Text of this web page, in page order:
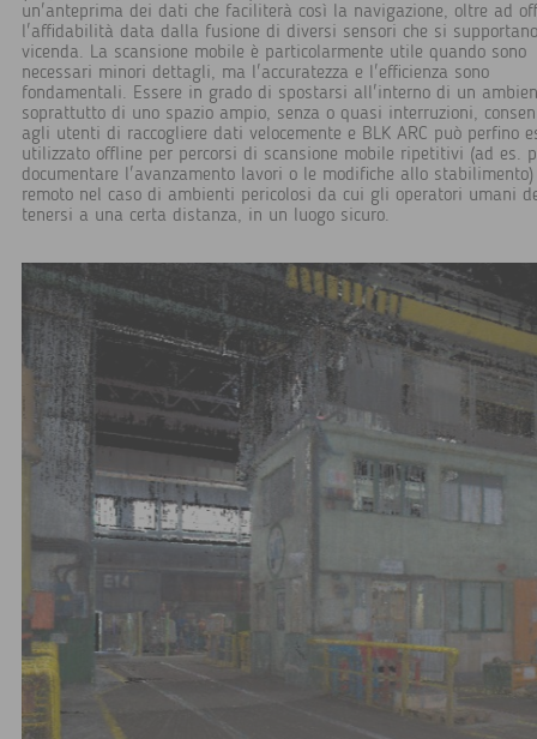
un'anteprima dei dati che faciliterà così la navigazione, oltre ad
l'affidabilità data dalla fusione di diversi sensori che si
vicenda. La scansione mobile è particolarmente utile quando sono
necessari minori dettagli, ma l'accuratezza e l'efficienza sono
fondamentali. Essere in grado di spostarsi all'interno di un
soprattutto di uno spazio ampio, senza o quasi interruzioni,
agli utenti di raccogliere dati velocemente e BLK ARC può perfino
utilizzato offline per percorsi di scansione mobile ripetitivi (ad es.
documentare l'avanzamento lavori o le modifiche allo
remoto nel caso di ambienti pericolosi da cui gli operatori umani
tenersi a una certa distanza, in un luogo sicuro.